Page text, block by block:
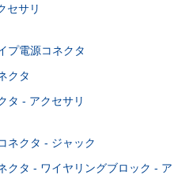
セサリ
プ電源コネクタ
クタ
タ - アクセサリ
ネクタ - ジャック
クタ - ワイヤリングブロック - ア